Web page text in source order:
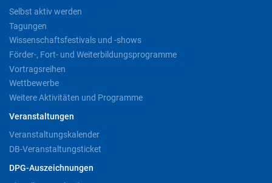
Selbst aktiv werden
Tagungen
Wissenschaftsfestivals und -shows
Förder-, Fort- und Weiterbildungsprogramme
Vortragsreihen
Wettbewerbe
Weitere Aktivitäten und Programme
Veranstaltungen
Veranstaltungskalender
DB-Veranstaltungsticket
DPG-Auszeichnungen